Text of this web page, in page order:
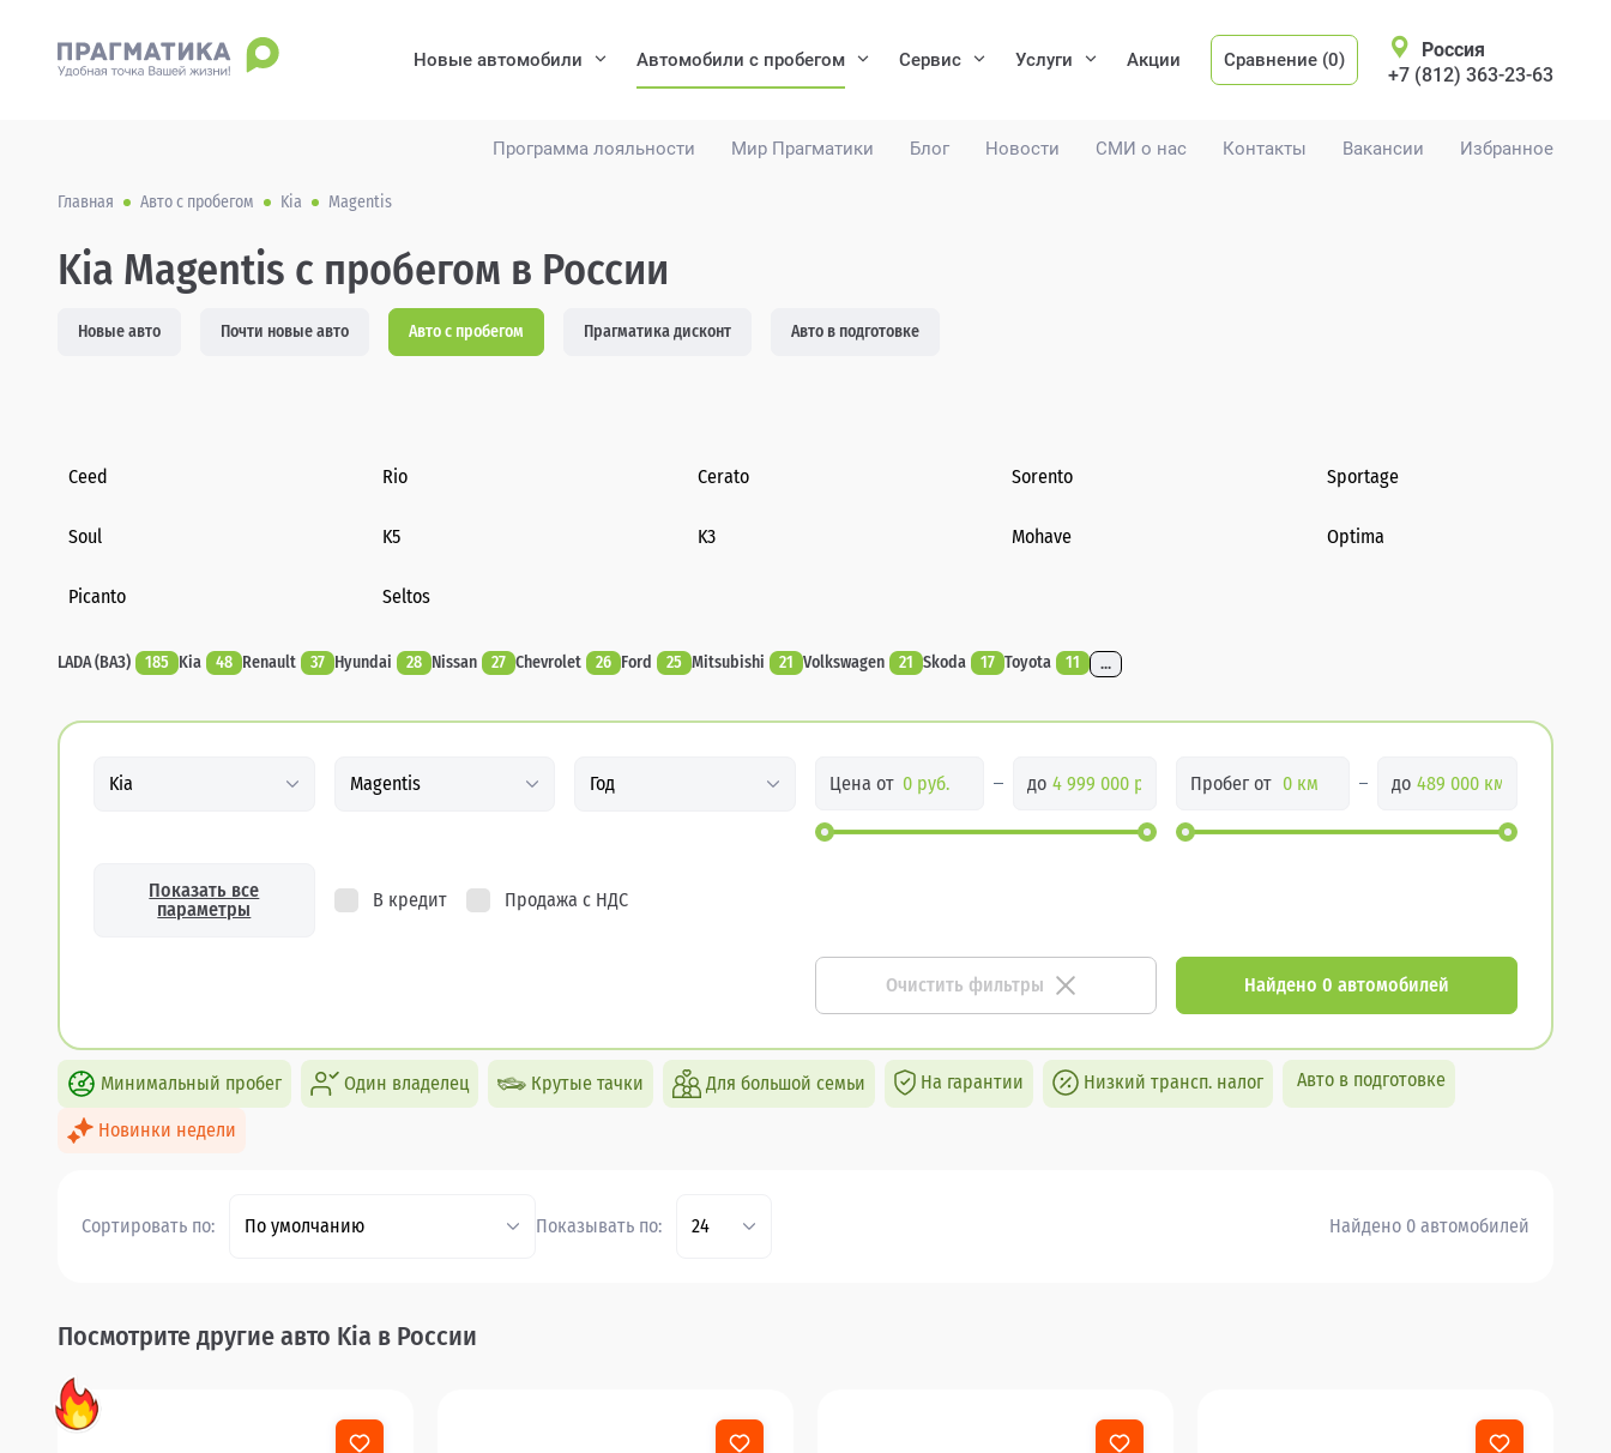
Программа лояльности Мир Прагматики Блог Новости СМИ о нас Контакты Вакансии Избранное
Новые автомобили Автомобили с пробегом Сервис Услуги Акции Сравнение (0)
Россия
+7 (812) 363-23-63
Главная Авто с пробегом Kia Magentis
Kia Magentis с пробегом в России
Новые авто Почти новые авто Авто с пробегом Прагматика дисконт Авто в подготовке
Ceed Rio Cerato Sorento Sportage
Soul K5 K3 Mohave Optima
Picanto Seltos
LADA (ВАЗ) 185 Kia 48 Renault 37 Hyundai 28 Nissan 27 Chevrolet 26 Ford 25 Mitsubishi 21 Volkswagen 21 Skoda 17 Toyota 11 ...
Kia Magentis Год Цена от до Пробег от до
Показать все
параметры
В кредит Продажа с НДС
Очистить фильтры Найдено 0 автомобилей
Минимальный пробег Один владелец Крутые тачки Для большой семьи На гарантии Низкий трансп. налог Авто в подготовке
Новинки недели
Сортировать по: По умолчанию Показывать по: 24 Найдено 0 автомобилей
Посмотрите другие авто Kia в России